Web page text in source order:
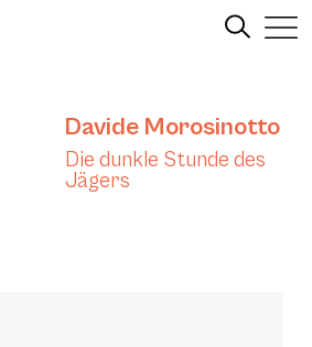
Davide Morosinotto
Die dunkle Stunde des
Jägers